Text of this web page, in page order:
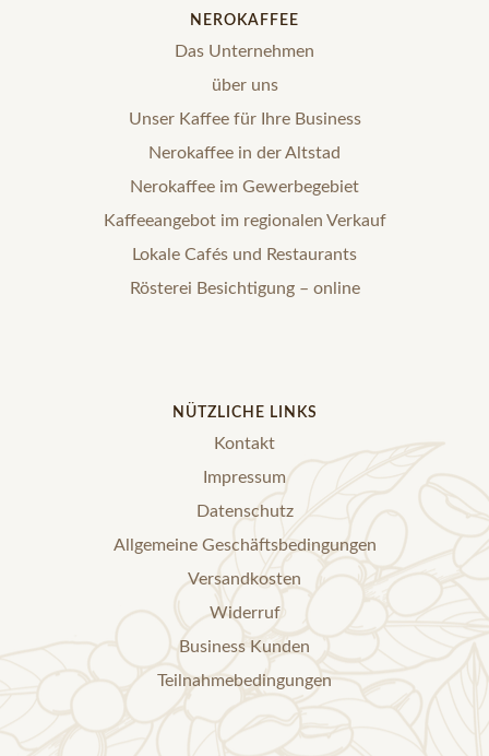
NEROKAFFEE
Das Unternehmen
über uns
Unser Kaffee für Ihre Business
Nerokaffee in der Altstad
Nerokaffee im Gewerbegebiet
Kaffeeangebot im regionalen Verkauf
Lokale Cafés und Restaurants
Rösterei Besichtigung – online
NÜTZLICHE LINKS
Kontakt
Impressum
Datenschutz
Allgemeine Geschäftsbedingungen
Versandkosten
Widerruf
Business Kunden
Teilnahmebedingungen